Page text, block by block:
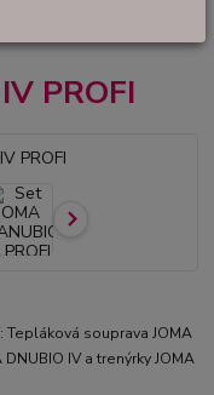
PROFI
Tepláková souprava JOMA
IV a trenýrky JOMA